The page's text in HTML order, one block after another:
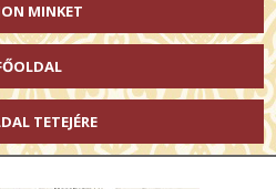
MINKET
TETEJÉRE